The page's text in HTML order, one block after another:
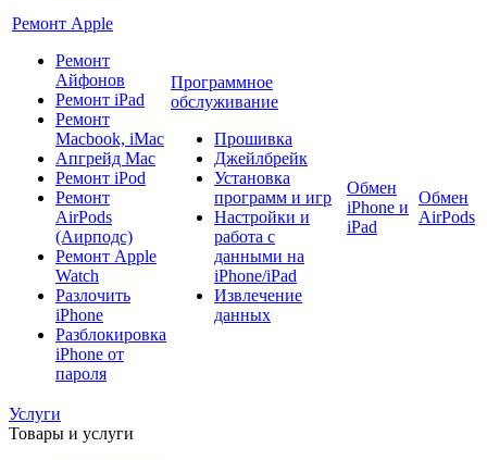
Ремонт Apple
Ремонт
Айфонов
Ремонт iPad
Ремонт
Macbook, iMac
Апгрейд Mac
Ремонт iPod
Ремонт
AirPods
(Аирподс)
Ремонт Apple
Watch
Разлочить
iPhone
Разблокировка
iPhone от
пароля
Программное
обслуживание
Прошивка
Джейлбрейк
Установка
программ и игр
Настройки и
работа с
данными на
iPhone/iPad
Извлечение
данных
Обмен
iPhone и
iPad
Обмен
AirPods
Услуги
Товары и услуги